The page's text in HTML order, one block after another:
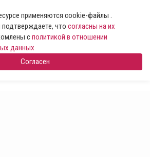
применяются cookie-файлы .
подтверждаете, что согласны на их
сполитикой в отношении
данных
Согласен